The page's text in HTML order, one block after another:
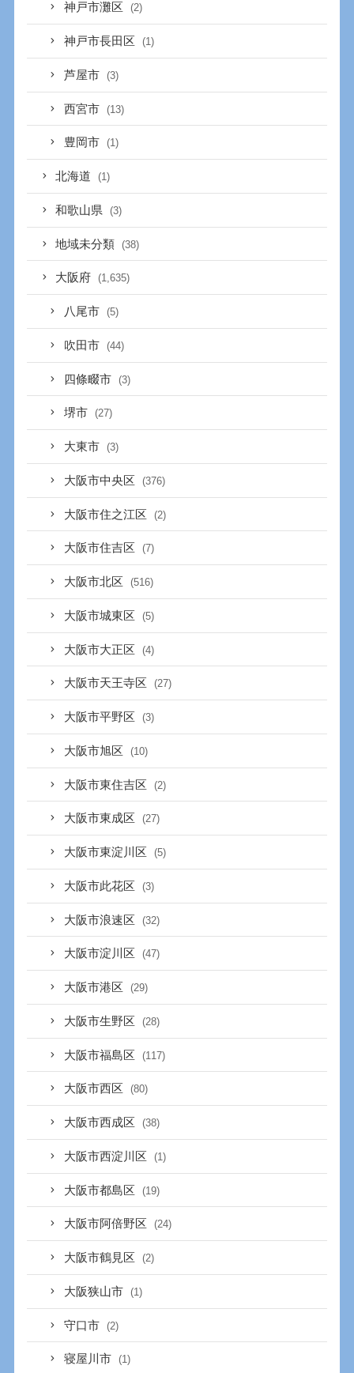
神戸市灘区 (2)
神戸市長田区 (1)
芦屋市 (3)
西宮市 (13)
豊岡市 (1)
北海道 (1)
和歌山県 (3)
地域未分類 (38)
大阪府 (1,635)
八尾市 (5)
吹田市 (44)
四條畷市 (3)
堺市 (27)
大東市 (3)
大阪市中央区 (376)
大阪市住之江区 (2)
大阪市住吉区 (7)
大阪市北区 (516)
大阪市城東区 (5)
大阪市大正区 (4)
大阪市天王寺区 (27)
大阪市平野区 (3)
大阪市旭区 (10)
大阪市東住吉区 (2)
大阪市東成区 (27)
大阪市東淀川区 (5)
大阪市此花区 (3)
大阪市浪速区 (32)
大阪市淀川区 (47)
大阪市港区 (29)
大阪市生野区 (28)
大阪市福島区 (117)
大阪市西区 (80)
大阪市西成区 (38)
大阪市西淀川区 (1)
大阪市都島区 (19)
大阪市阿倍野区 (24)
大阪市鶴見区 (2)
大阪狭山市 (1)
守口市 (2)
寝屋川市 (1)